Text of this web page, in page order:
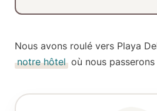
Nous avons roulé vers Playa
notre hôtel où nous